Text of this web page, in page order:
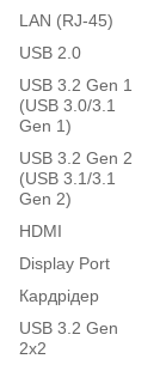
LAN (RJ-45)
USB 2.0
USB 3.2 Gen 1
(USB 3.0/3.1
Gen 1)
USB 3.2 Gen 2
(USB 3.1/3.1
Gen 2)
HDMI
Display Port
Кардрідер
USB 3.2 Gen
2x2